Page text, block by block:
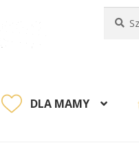
DLA MAMY